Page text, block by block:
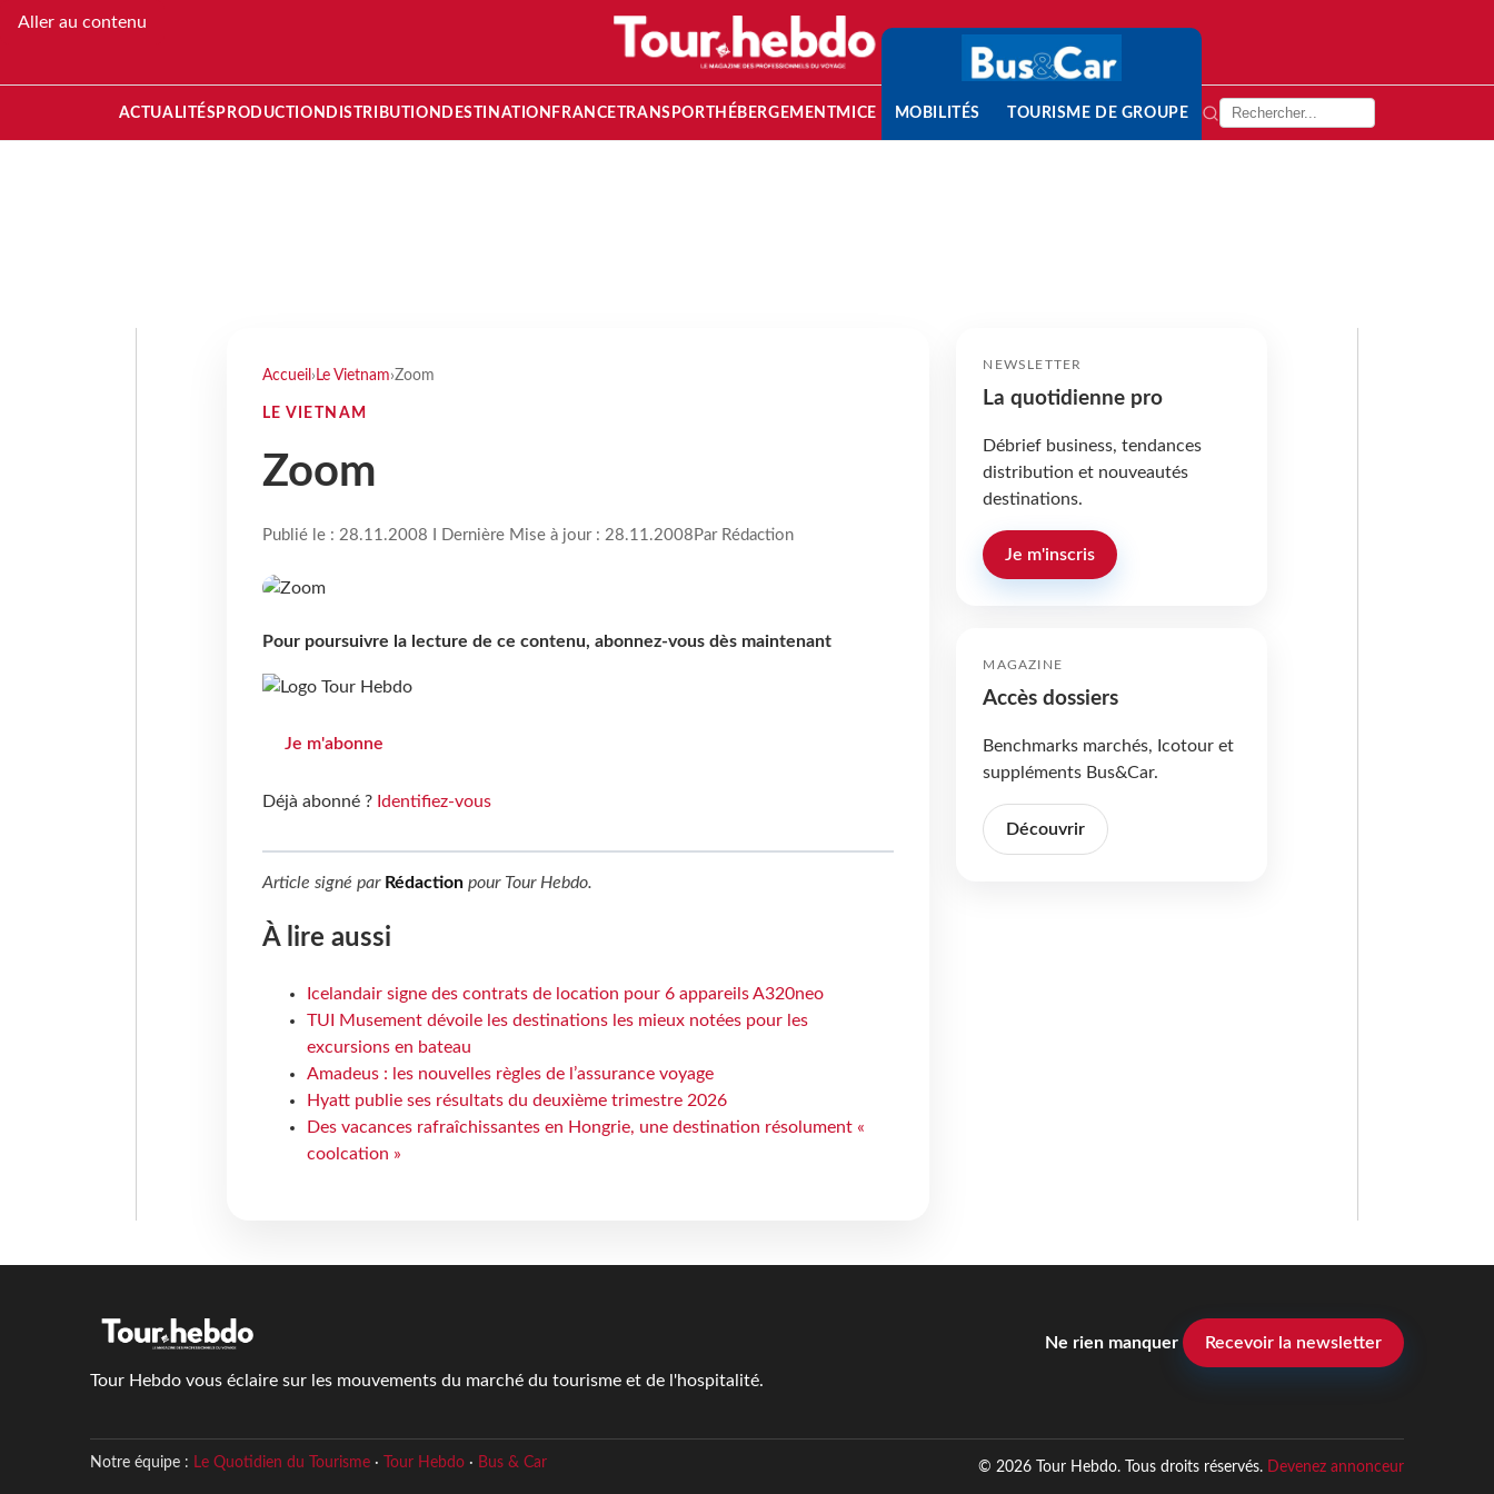
Aller au contenu
ACTUALITÉS PRODUCTION DISTRIBUTION DESTINATION FRANCETRANSPORT HÉBERGEMENTMICE MOBILITÉS TOURISME DE GROUPE
Accueil › Le Vietnam›Zoom
LE VIETNAM
Zoom
Publié le : 28.11.2008 I Dernière Mise à jour : 28.11.2008 Par Rédaction
Pour poursuivre la lecture de ce contenu, abonnez-vous dès maintenant
Je m'abonne
Déjà abonné ? Identifiez-vous
Article signé par Rédactionpour Tour Hebdo.
À lire aussi
Icelandair signe des contrats de location pour 6 appareils A320neo
TUI Musement dévoile les destinations les mieux notées pour les
excursions en bateau
Amadeus : les nouvelles règles de l’assurance voyage
Hyatt publie ses résultats du deuxième trimestre 2026
Des vacances rafraîchissantes en Hongrie, une destination résolument «
coolcation »
NEWSLETTER
La quotidienne pro
Débrief business, tendances
distribution et nouveautés
destinations.
Je m'inscris
MAGAZINE
Accès dossiers
Benchmarks marchés, Icotour et
suppléments Bus&Car.
Découvrir
Tour Hebdo vous éclaire sur les mouvements du marché du tourisme et de l'hospitalité.
Ne rien manquer Recevoir la newsletter
Notre équipe : Le Quotidien du Tourisme· Tour Hebdo· Bus & Car © 2026 Tour Hebdo. Tous droits réservés. Devenez annonceur